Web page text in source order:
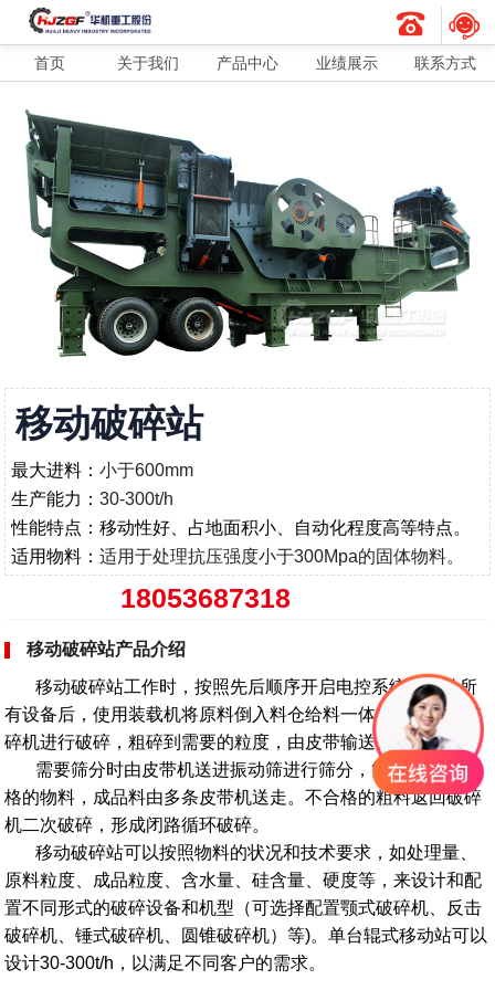
首页 关于我们 产品中心 业绩展示 联系方式
移动破碎站
最大进料：小于600mm
生产能力：30-300t/h
性能特点：移动性好、占地面积小、自动化程度高等特点。
适用物料：适用于处理抗压强度小于300Mpa的固体物料。
18053687318
移动破碎站产品介绍
移动破碎站工作时，按照先后顺序开启电控系统，启动所
有设备后，使用装载机将原料倒入料仓给料一体机送入辊式破
碎机进行破碎，粗碎到需要的粒度，由皮带输送机送走。
需要筛分时由皮带机送进振动筛进行筛分，筛分出不同规
格的物料，成品料由多条皮带机送走。不合格的粗料返回破碎
机二次破碎，形成闭路循环破碎。
移动破碎站可以按照物料的状况和技术要求，如处理量、
原料粒度、成品粒度、含水量、硅含量、硬度等，来设计和配
置不同形式的破碎设备和机型（可选择配置颚式破碎机、反击
破碎机、锤式破碎机、圆锥破碎机）等)。单台辊式移动站可以
设计30-300t/h，以满足不同客户的需求。